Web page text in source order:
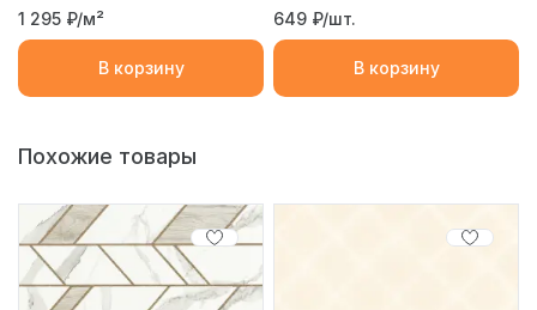
1 295 ₽/м²
В корзину
649 ₽/шт.
В корзину
Похожие товары